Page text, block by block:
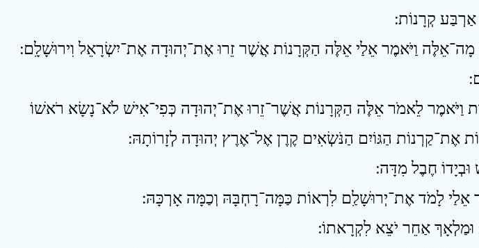
וַיֹּאמֶר לֵאמֹר אֵלֶּה הַקְּרָנוֹת אֲשֶׁר־זֵרוּ אֶת־יְהוּדָה כְּפִי־אִישׁ לֹא־נָשָׂא רֹאשׁוֹ
אֶת־קַרְנוֹת הַגּוֹיִם הַנֹּשְׂאִים קֶרֶן אֶל־אֶרֶץ יְהוּדָה לְזָרוֹתָהּ ׃